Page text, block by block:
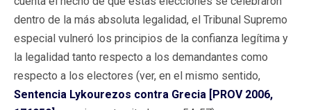
dentro de la más absoluta legalidad, el Tribunal Supremo
especial vulneró los principios de la confianza legítima y
la legalidad tanto respecto a los demandantes como
respecto a los electores (ver, en el mismo sentido,
Sentencia Lykourezos contra Grecia [PROV 2006,